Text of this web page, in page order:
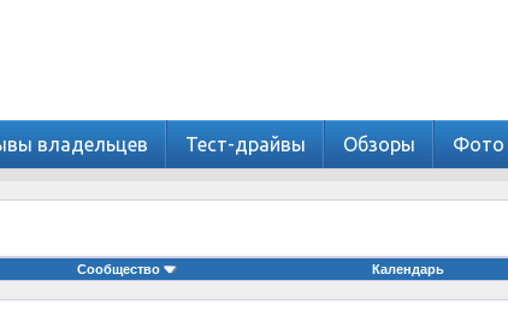
владельцев Тест-драйвы Обзоры Фото
Сообщество Календарь